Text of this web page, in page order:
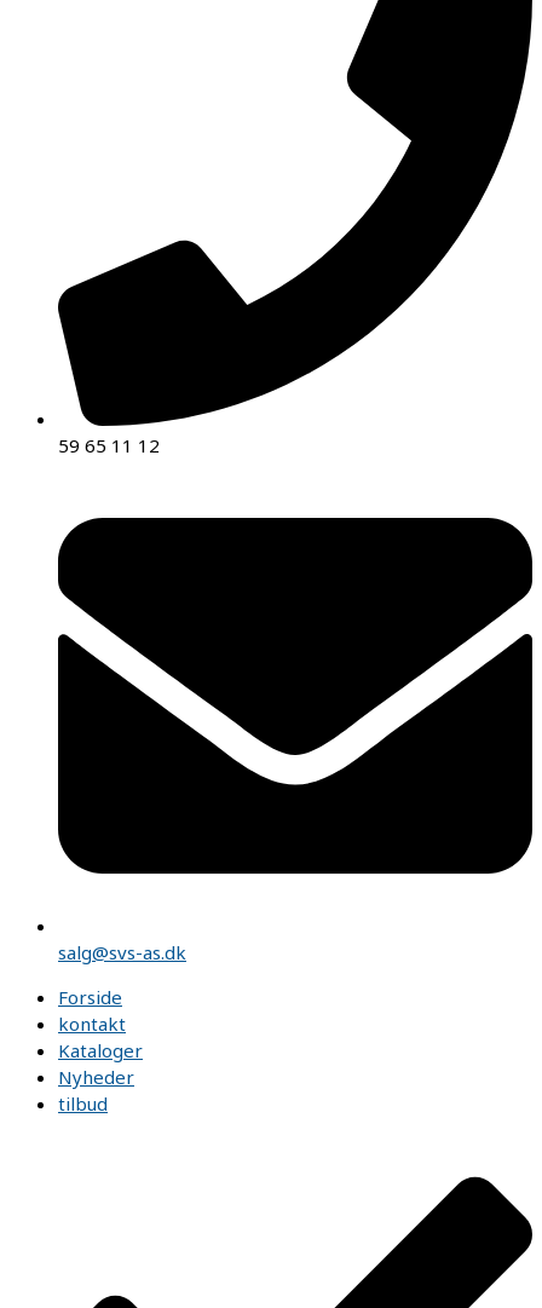
59 65 11 12
salg@svs-as.dk
Forside
kontakt
Kataloger
Nyheder
tilbud